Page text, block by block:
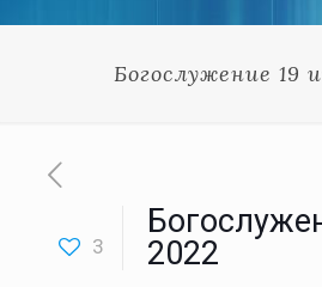
Богослужение 19
3
2022